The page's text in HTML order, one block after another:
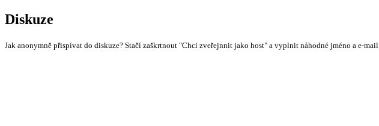
Diskuze
Jak anonymně přispívat do diskuze? Stačí zaškrtnout "Chci zveřejnnit jako host" a vyplnit náhodné jméno a e-mail